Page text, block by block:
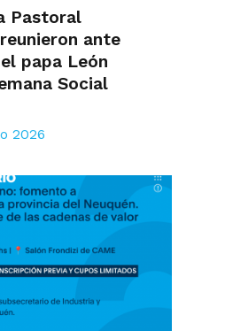
Pastoral
ante
papa León
Social
2026